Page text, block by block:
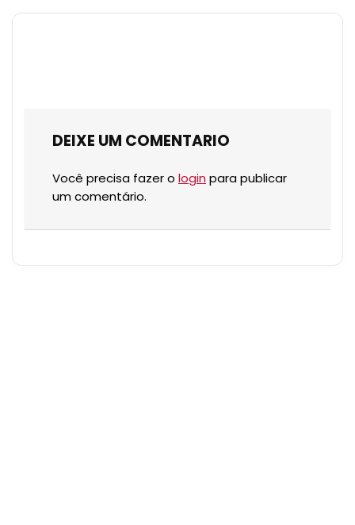
DEIXE UM COMENTARIO
Você precisa fazer o login para publicar
um comentário.